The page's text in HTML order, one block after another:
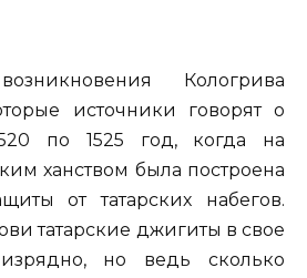
Кологрива
источники говорят о
по 1525 год, когда на
ханством была построена
от татарских набегов.
татарские джигиты в свое
но ведь сколько